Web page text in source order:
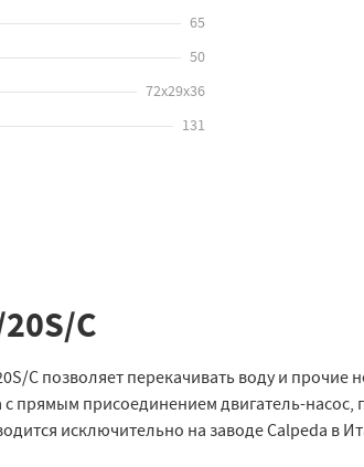
65
50
72х29х36
131
C
C позволяет перекачивать воду и прочие
прямым присоединением двигатель-насос,
исключительно на заводе Calpeda в